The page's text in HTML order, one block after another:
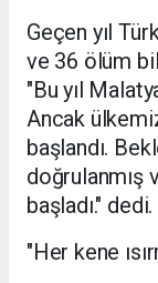
Geçen yıl
ve 36 ölüm
"Bu yıl
Ancak
başlandı.
doğrulanmış
başladı." dedi.
"Her kene